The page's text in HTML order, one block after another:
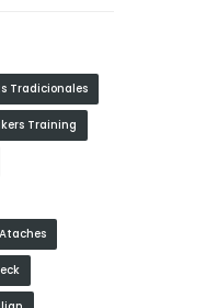
Tradicionales
Training
Ataches